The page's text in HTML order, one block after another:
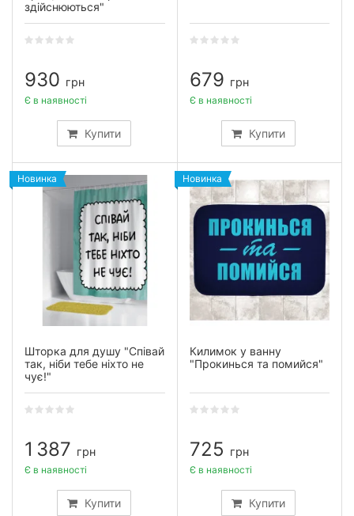
здійснюються"
930 грн
Купити
Є в наявності
679 грн
Купити
Є в наявності
Новинка
Шторка для душу "Співай
так, ніби тебе ніхто не
чує!"
1 387 грн
Купити
Є в наявності
Новинка
Килимок у ванну
"Прокинься та помийся"
725 грн
Купити
Є в наявності